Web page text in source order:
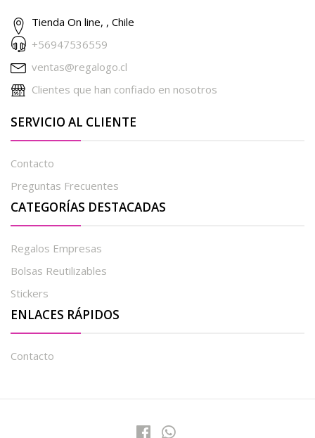
Tienda On line, , Chile
+56947536559
ventas@regalogo.cl
Clientes que han confiado en nosotros
SERVICIO AL CLIENTE
Contacto
Preguntas Frecuentes
CATEGORÍAS DESTACADAS
Regalos Empresas
Bolsas Reutilizables
Stickers
ENLACES RÁPIDOS
Contacto